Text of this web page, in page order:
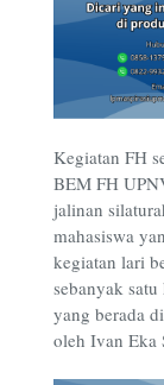
Kegiatan FH
BEM FH
jalinan
mahasiswa
kegiatan lari
sebanyak
yang berada
oleh Ivan Eka